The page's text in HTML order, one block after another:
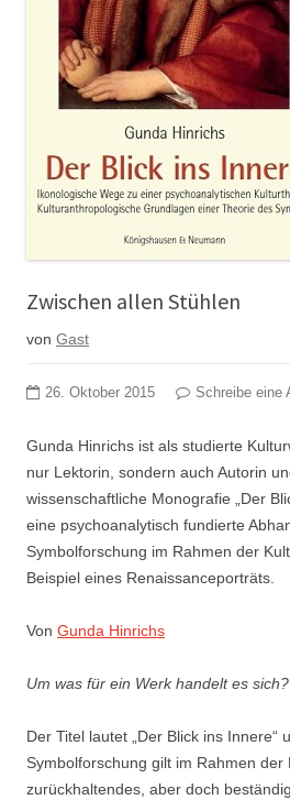
Zwischen allen Stühlen
von Gast
26. Oktober 2015 Schreibe eine
Gunda Hinrichs ist als studierte
nur Lektorin, sondern auch Autorin
wissenschaftliche Monografie „Der
eine psychoanalytisch fundierte
Symbolforschung im Rahmen der
Beispiel eines Renaissanceporträts.
Von Gunda Hinrichs
Um was für ein Werk handelt es sich?
Der Titel lautet „Der Blick ins
Symbolforschung gilt im Rahmen der
zurückhaltendes, aber doch